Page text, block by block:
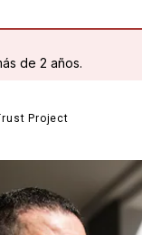
de 2 años.